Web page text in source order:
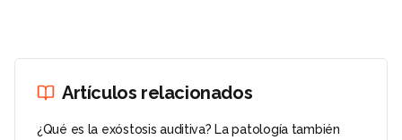
Artículos relacionados
¿Qué es la exóstosis auditiva? La patología también